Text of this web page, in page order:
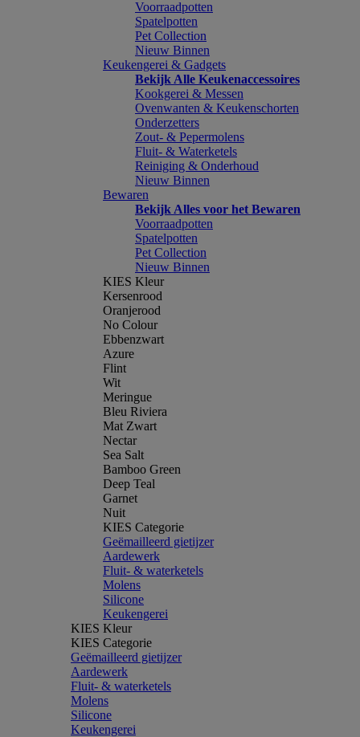
Voorraadpotten
Spatelpotten
Pet Collection
Nieuw Binnen
Keukengerei & Gadgets
Bekijk Alle Keukenaccessoires
Kookgerei & Messen
Ovenwanten & Keukenschorten
Onderzetters
Zout- & Pepermolens
Fluit- & Waterketels
Reiniging & Onderhoud
Nieuw Binnen
Bewaren
Bekijk Alles voor het Bewaren
Voorraadpotten
Spatelpotten
Pet Collection
Nieuw Binnen
KIES Kleur
Kersenrood
Oranjerood
No Colour
Ebbenzwart
Azure
Flint
Wit
Meringue
Bleu Riviera
Mat Zwart
Nectar
Sea Salt
Bamboo Green
Deep Teal
Garnet
Nuit
KIES Categorie
Geëmailleerd gietijzer
Aardewerk
Fluit- & waterketels
Molens
Silicone
Keukengerei
KIES Kleur
KIES Categorie
Geëmailleerd gietijzer
Aardewerk
Fluit- & waterketels
Molens
Silicone
Keukengerei